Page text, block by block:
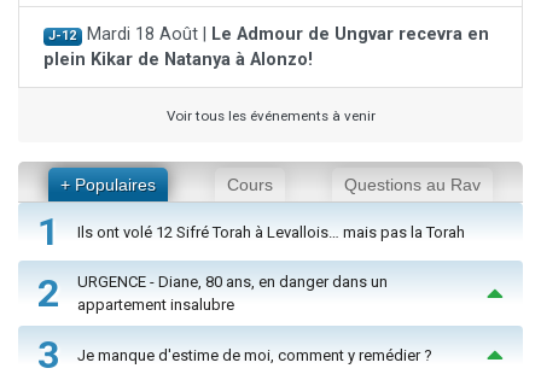
J-12 Mardi 18 Août |
Le Admour de Ungvar recevra en
plein Kikar de Natanya à Alonzo!
Voir tous les événements à venir
+ Populaires Cours Questions au Rav
1 Ils ont volé 12 Sifré Torah à Levallois… mais pas la Torah
2
URGENCE - Diane, 80 ans, en danger dans un
appartement insalubre
3 Je manque d'estime de moi, comment y remédier ?